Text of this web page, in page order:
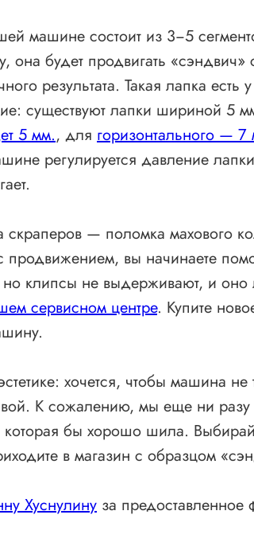
машине состоит из 3−5
будет продвигать «сэндвич»
результата. Такая лапка
существуют лапки шириной 5
5 мм., для горизонтального — 7
регулируется давление
скраперов — поломка махового
продвижением, вы начинаете
но клипсы не выдерживают, и
сервисном центре. Купите
хочется, чтобы машина
К сожалению, мы еще ни разу
бы хорошо шила.
в магазин с образцом
Хуснулину за